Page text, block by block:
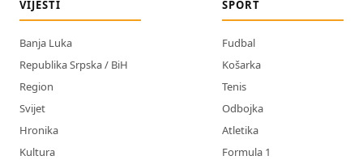
VIJESTI
Banja Luka
Republika Srpska / BiH
Region
Svijet
Hronika
Kultura
SPORT
Fudbal
Košarka
Tenis
Odbojka
Atletika
Formula 1